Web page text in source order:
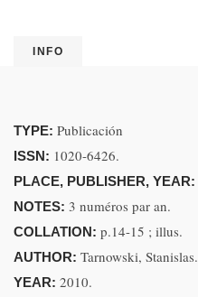
INFO
TYPE: Publicación
ISSN: 1020-6426.
PLACE, PUBLISHER, YEAR:
NOTES: 3 numéros par an.
COLLATION: p.14-15 ; illus.
AUTHOR: Tarnowski, Stanislas.
YEAR: 2010.